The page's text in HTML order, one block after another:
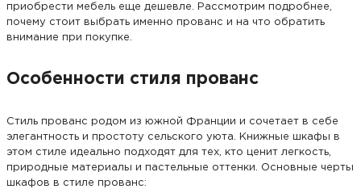
приобрести мебель еще дешевле. Рассмотрим подробнее,
почему стоит выбрать именно прованс и на что обратить
внимание при покупке.
Особенности стиля прованс
Стиль прованс родом из южной Франции и сочетает в себе
элегантность и простоту сельского уюта. Книжные шкафы в
этом стиле идеально подходят для тех, кто ценит легкость,
природные материалы и пастельные оттенки. Основные черты
шкафов в стиле прованс: